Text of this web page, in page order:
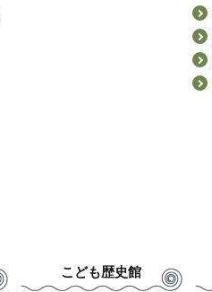
こども歴史館